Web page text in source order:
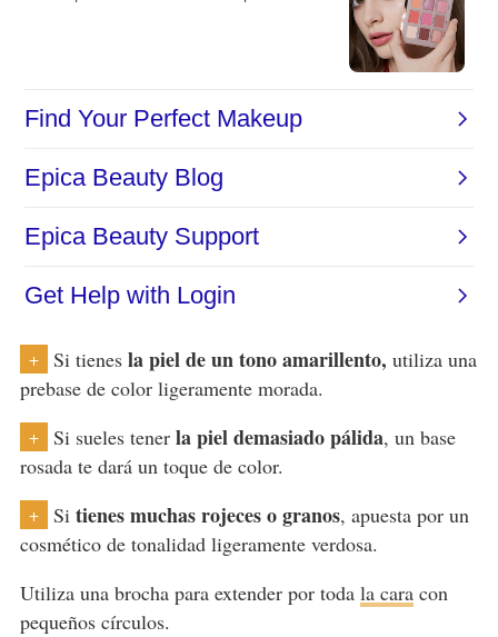
+ Si tienes la piel de un tono amarillento, utiliza una
prebase de color ligeramente morada.
+ Si sueles tener la piel demasiado pálida, un base
rosada te dará un toque de color.
+ Si tienes muchas rojeces o granos, apuesta por un
cosmético de tonalidad ligeramente verdosa.
Utiliza una brocha para extender por toda la caracon
pequeños círculos.